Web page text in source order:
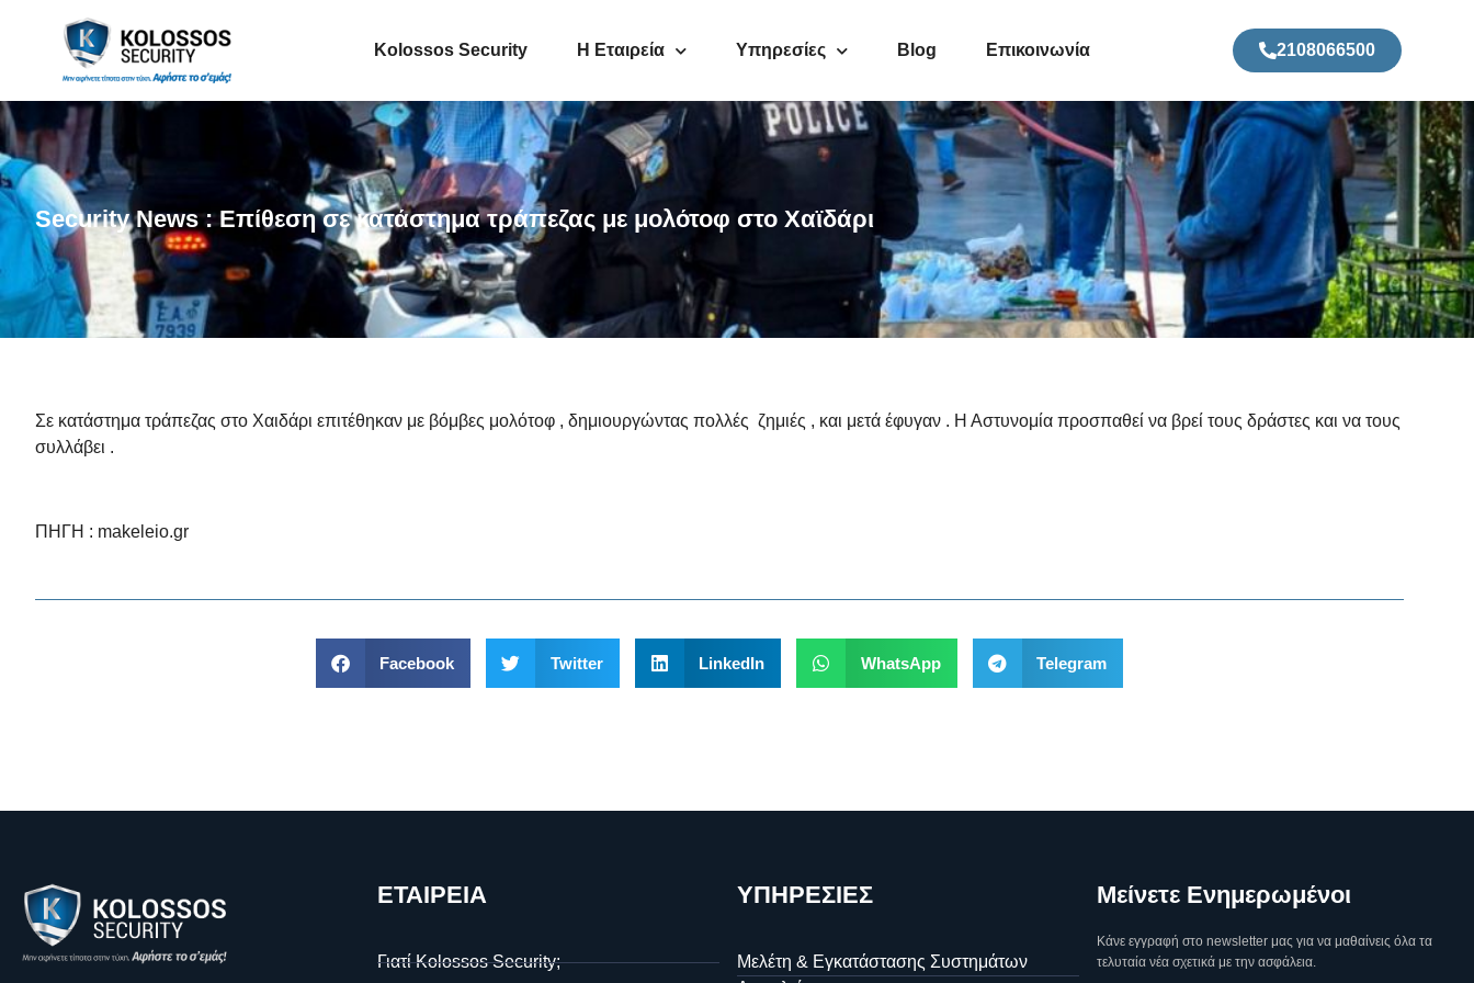
Kolossos Security Η Εταιρεία Υπηρεσίες Blog Επικοινωνία 2108066500
Security News : Επίθεση σε κατάστημα τράπεζας με μολότοφ στο Χαϊδάρι
Σε κατάστημα τράπεζας στο Χαιδάρι επιτέθηκαν με βόμβες μολότοφ , δημιουργώντας πολλές ζημιές , και μετά έφυγαν . Η Αστυνομία προσπαθεί να βρεί τους δράστες και να τους
συλλάβει .
ΠΗΓΗ : makeleio.gr
Facebook Twitter LinkedIn WhatsApp Telegram
ΕΤΑΙΡΕΙΑ
Γιατί Kolossos Security;
ΥΠΗΡΕΣΙΕΣ
Μελέτη & Εγκατάστασης Συστημάτων
Μείνετε Ενημερωμένοι
Κάνε εγγραφή στο newsletter μας για να μαθαίνεις όλα τα
τελυταία νέα σχετικά με την ασφάλεια.